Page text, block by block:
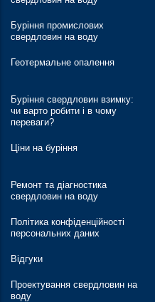
Буріння промислових
свердловин на воду
Геотермальне опалення
Буріння свердловин взимку:
чи варто робити і в чому
переваги?
Ціни на буріння
Ремонт та діагностика
свердловин на воду
Політика конфіденційності
персональних даних
Відгуки
Проектування свердловин на
воду